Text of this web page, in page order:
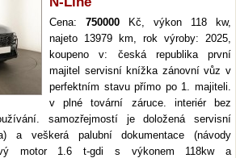
Cena: 750000 Kč, výkon 118 kw,
najeto 13979 km, rok výroby: 2025,
koupeno v: česká republika první
majitel servisní knížka zánovní vůz v
perfektním stavu přímo po 1. majiteli.
v plné tovární záruce. interiér bez
samozřejmostí je doložená servisní
a veškerá palubní dokumentace (návody
motor 1.6 t-gdi s výkonem 118kw a